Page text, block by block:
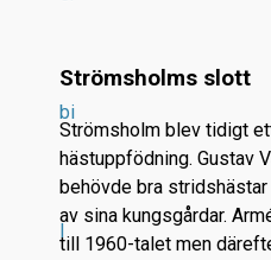
bi
l
Strömsholms slott
Strömsholm blev tidigt
hästuppfödning. Gustav
behövde bra stridshästar
av sina kungsgårdar.
till 1960-talet men